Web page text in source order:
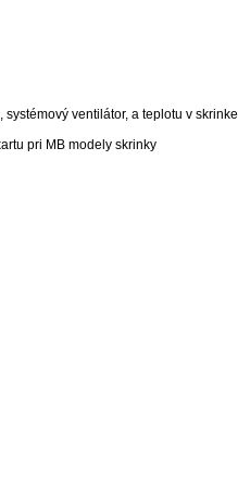
ventilátor, a teplotu v skrinke
pri MB modely skrinky